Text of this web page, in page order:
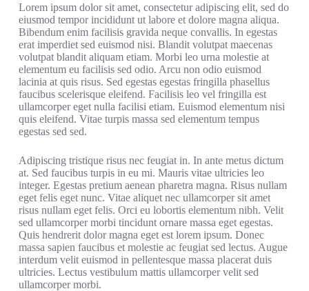
Lorem ipsum dolor sit amet, consectetur adipiscing elit, sed do
eiusmod tempor incididunt ut labore et dolore magna aliqua.
Bibendum enim facilisis gravida neque convallis. In egestas
erat imperdiet sed euismod nisi. Blandit volutpat maecenas
volutpat blandit aliquam etiam. Morbi leo urna molestie at
elementum eu facilisis sed odio. Arcu non odio euismod
lacinia at quis risus. Sed egestas egestas fringilla phasellus
faucibus scelerisque eleifend. Facilisis leo vel fringilla est
ullamcorper eget nulla facilisi etiam. Euismod elementum nisi
quis eleifend. Vitae turpis massa sed elementum tempus
egestas sed sed.
Adipiscing tristique risus nec feugiat in. In ante metus dictum
at. Sed faucibus turpis in eu mi. Mauris vitae ultricies leo
integer. Egestas pretium aenean pharetra magna. Risus nullam
eget felis eget nunc. Vitae aliquet nec ullamcorper sit amet
risus nullam eget felis. Orci eu lobortis elementum nibh. Velit
sed ullamcorper morbi tincidunt ornare massa eget egestas.
Quis hendrerit dolor magna eget est lorem ipsum. Donec
massa sapien faucibus et molestie ac feugiat sed lectus. Augue
interdum velit euismod in pellentesque massa placerat duis
ultricies. Lectus vestibulum mattis ullamcorper velit sed
ullamcorper morbi.